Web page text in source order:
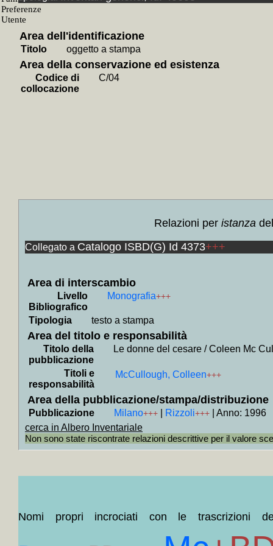
Pani
saggi e
+
+
+
+
Area dell'identificazione
Titolo oggetto a stampa
Area della conservazione ed esistenza
Codice di
collocazione
C/04
Relazioni per istanza
Collegato a Catalogo ISBD(G) Id 4373+++
Area di interscambio
Livello
Bibliografico
Monografia+++
Tipologia testo a stampa
Area del titolo e responsabilità
Titolo della
pubblicazione
Le donne del cesare / Coleen Mc
Titoli e
responsabilità
McCullough, Colleen+++
Area della pubblicazione/stampa/distribuzione
Pubblicazione Milano+++ Rizzoli+++
Anno: 1996
cerca in Albero Inventariale
Non sono state riscontrate relazioni descrittive per il valore
Nomi propri incrociati con le trascrizioni